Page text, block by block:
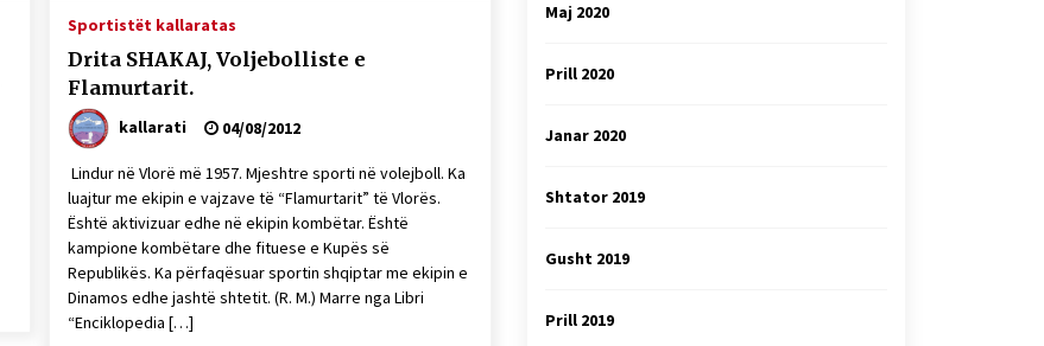
Sportistët kallaratas
Drita SHAKAJ, Voljebolliste e
Flamurtarit.
kallarati 04/08/2012
Lindur në Vlorë më 1957. Mjeshtre sporti në volejboll. Ka
luajtur me ekipin e vajzave të “Flamurtarit” të Vlorës.
Është aktivizuar edhe në ekipin kombëtar. Është
kampione kombëtare dhe fituese e Kupës së
Republikës. Ka përfaqësuar sportin shqiptar me ekipin e
Dinamos edhe jashtë shtetit. (R. M.) Marre nga Libri
“Enciklopedia […]
Maj 2020
Prill 2020
Janar 2020
Shtator 2019
Gusht 2019
Prill 2019